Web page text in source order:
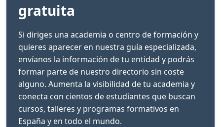
gratuita
Si diriges una academia o centro de formación y
quieres aparecer en nuestra guía especializada,
envíanos la información de tu entidad y podrás
formar parte de nuestro directorio sin coste
alguno. Aumenta la visibilidad de tu academia y
conecta con cientos de estudiantes que buscan
cursos, talleres y programas formativos en
España y en todo el mundo.